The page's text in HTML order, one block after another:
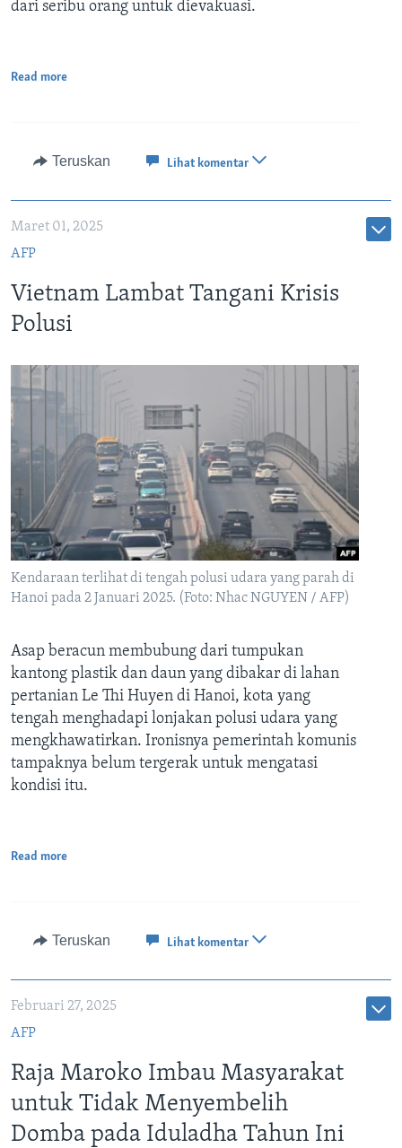
dari seribu orang untuk dievakuasi.
Read more
Teruskan Lihat komentar
Maret 01, 2025
AFP
Vietnam Lambat Tangani Krisis
Polusi
Kendaraan terlihat di tengah polusi udara yang parah di
Hanoi pada 2 Januari 2025. (Foto: Nhac NGUYEN / AFP)
Asap beracun membubung dari tumpukan
kantong plastik dan daun yang dibakar di lahan
pertanian Le Thi Huyen di Hanoi, kota yang
tengah menghadapi lonjakan polusi udara yang
mengkhawatirkan. Ironisnya pemerintah komunis
tampaknya belum tergerak untuk mengatasi
kondisi itu.
Read more
Teruskan Lihat komentar
Februari 27, 2025
AFP
Raja Maroko Imbau Masyarakat
untuk Tidak Menyembelih
Domba pada Iduladha Tahun Ini